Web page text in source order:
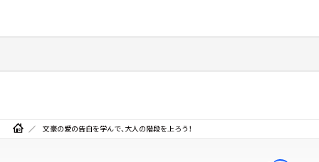
文豪の愛の告白を学んで、大人の階段を上ろう！